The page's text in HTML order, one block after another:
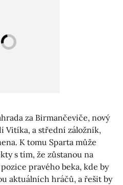
za Birmančeviče, nový
Vitíka, a střední záložník,
K tomu Sparta může
s tím, že zůstanou na
pravého beka, kde by
aktuálních hráčů, a řešit by